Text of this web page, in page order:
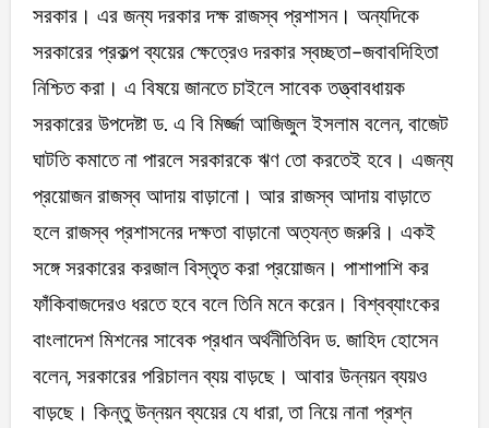
সরকার। এর জন্য দরকার দক্ষ রাজস্ব প্রশাসন। অন্যদিকে
সরকারের প্রকল্প ব্যয়ের ক্ষেত্রেও দরকার স্বচ্ছতা-জবাবদিহিতা
নিশ্চিত করা। এ বিষয়ে জানতে চাইলে সাবেক তত্ত্বাবধায়ক
সরকারের উপদেষ্টা ড. এ বি মির্জ্জা আজিজুল ইসলাম বলেন, বাজেট
ঘাটতি কমাতে না পারলে সরকারকে ঋণ তো করতেই হবে। এজন্য
প্রয়োজন রাজস্ব আদায় বাড়ানো। আর রাজস্ব আদায় বাড়াতে
হলে রাজস্ব প্রশাসনের দক্ষতা বাড়ানো অত্যন্ত জরুরি। একই
সঙ্গে সরকারের করজাল বিস্তৃত করা প্রয়োজন। পাশাপাশি কর
ফাঁকিবাজদেরও ধরতে হবে বলে তিনি মনে করেন। বিশ্বব্যাংকের
বাংলাদেশ মিশনের সাবেক প্রধান অর্থনীতিবিদ ড. জাহিদ হোসেন
বলেন, সরকারের পরিচালন ব্যয় বাড়ছে। আবার উন্নয়ন ব্যয়ও
বাড়ছে। কিন্তু উন্নয়ন ব্যয়ের যে ধারা, তা নিয়ে নানা প্রশ্ন